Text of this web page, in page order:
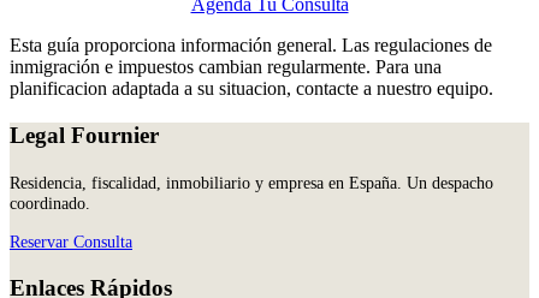
Agenda Tu Consulta
Esta guía proporciona información general. Las regulaciones de
inmigración e impuestos cambian regularmente. Para una
planificacion adaptada a su situacion, contacte a nuestro equipo.
Legal Fournier
Residencia, fiscalidad, inmobiliario y empresa en España. Un despacho
coordinado.
Reservar Consulta
Enlaces Rápidos